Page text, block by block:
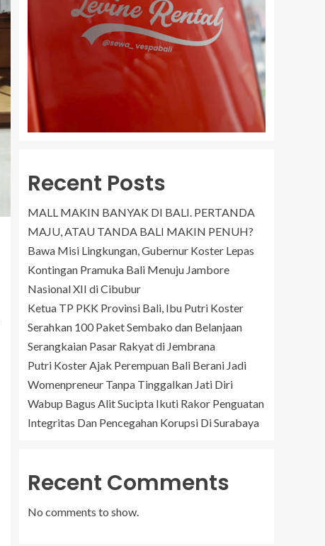
Recent Posts
MALL MAKIN BANYAK DI BALI. PERTANDA
MAJU, ATAU TANDA BALI MAKIN PENUH?
Bawa Misi Lingkungan, Gubernur Koster Lepas
Kontingan Pramuka Bali Menuju Jambore
Nasional XII di Cibubur
Ketua TP PKK Provinsi Bali, Ibu Putri Koster
Serahkan 100 Paket Sembako dan Belanjaan
Serangkaian Pasar Rakyat di Jembrana
Putri Koster Ajak Perempuan Bali Berani Jadi
Womenpreneur Tanpa Tinggalkan Jati Diri
Wabup Bagus Alit Sucipta Ikuti Rakor Penguatan
Integritas Dan Pencegahan Korupsi Di Surabaya
Recent Comments
No comments to show.